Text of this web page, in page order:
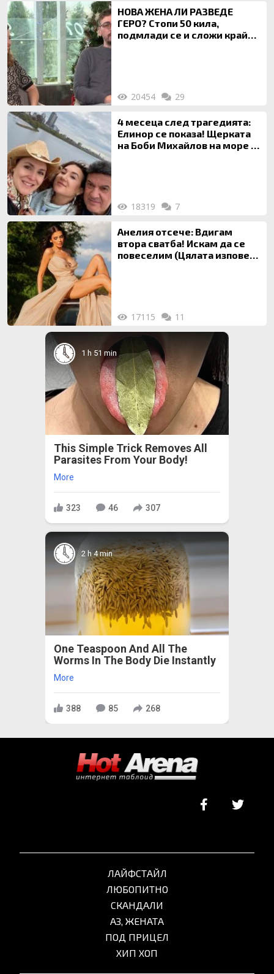
НОВА ЖЕНА ЛИ РАЗВЕДЕ
ГЕРО? Стопи 50 кила,
подмлади се и сложи край
20454 29
4 месеца след трагедията:
Елинор се показа! Щерката
на Боби Михайлов на море с
18319 7
Анелия отсече: Вдигам
втора сватба! Искам да се
повеселим (Цялата изповед
17115 11
1 h 51 min
This Simple Trick Removes All
Parasites From Your Body!
More
323 46 307
2 h 4 min
One Teaspoon And All The
Worms In The Body Die Instantly
More
388 85 268
ЛАЙФСТАЙЛ
ЛЮБОПИТНО
СКАНДАЛИ
АЗ, ЖЕНАТА
ПОД ПРИЦЕЛ
ХИП ХОП